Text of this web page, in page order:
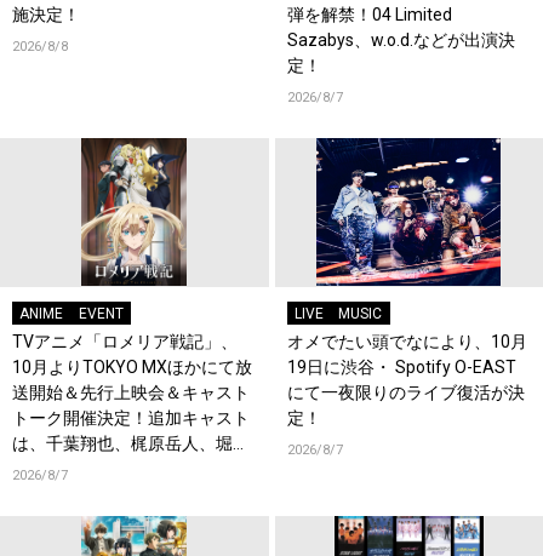
施決定！
2026/8/8
弾を解禁！04 Limited
Sazabys、w.o.d.などが出演決
定！
2026/8/7
ANIME EVENT
TVアニメ「ロメリア戦記」、
10月よりTOKYO MXほかにて放
送開始＆先行上映会＆キャスト
トーク開催決定！追加キャスト
は、千葉翔也、梶原岳人、堀江
瞬、綿貫竜之介！PV第1弾公
2026/8/7
LIVE MUSIC
オメでたい頭でなにより、10月
19日に渋谷・ Spotify O-EAST
にて一夜限りのライブ復活が決
定！
2026/8/7